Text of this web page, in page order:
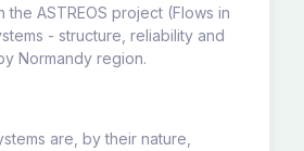
the ASTREOS project (Flows in
- structure, reliability and
Normandy region.
are, by their nature,